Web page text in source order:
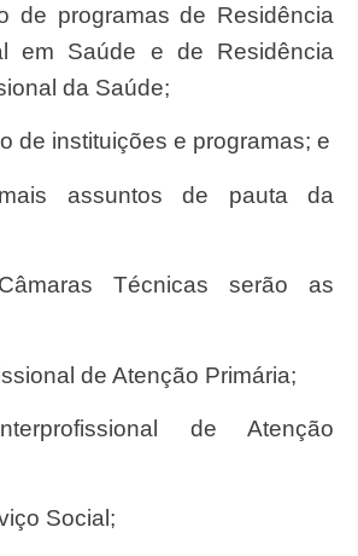
de programas de Residência
em Saúde e de Residência
da Saúde;
de instituições e programas; e
de Atenção Primária;
Social;